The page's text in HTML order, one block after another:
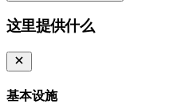
这里提供什么
基本设施